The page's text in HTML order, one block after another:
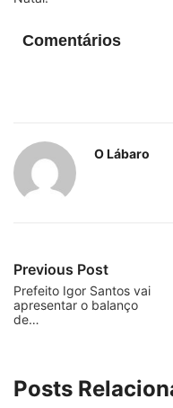
Comentários
O Lábaro
Previous Post
Prefeito Igor Santos vai
apresentar o balanço
de…
Posts